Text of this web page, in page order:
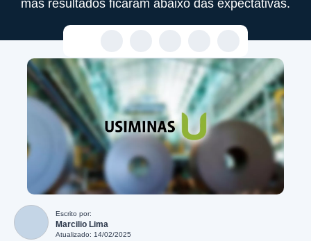
mas resultados ficaram abaixo das expectativas.
Escrito por:
Marcilio Lima
Atualizado: 14/02/2025